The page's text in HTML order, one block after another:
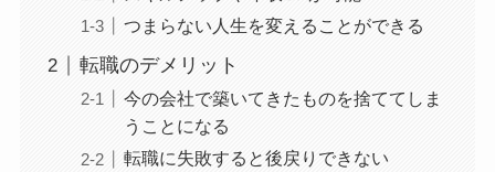
つまらない人生を変えることができる
転職のデメリット
今の会社で築いてきたものを捨ててしま
うことになる
転職に失敗すると後戻りできない